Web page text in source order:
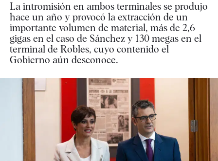
La intromisión en ambos terminales se produjo
hace un año y provocó la extracción de un
importante volumen de material, más de 2,6
gigas en el caso de Sánchez y 130 megas en el
terminal de Robles, cuyo contenido el
Gobierno aún desconoce.